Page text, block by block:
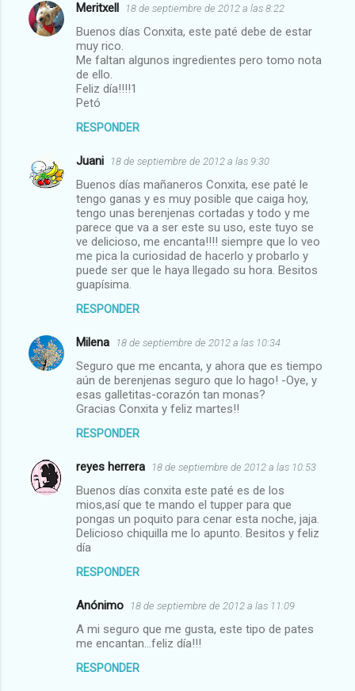
C
o
r
Meritxell 18 de septiembre de 2012 a las 8:22
Buenos días Conxita, este paté debe de estar
muy rico.
Me faltan algunos ingredientes pero tomo nota
de ello.
Feliz día!!!!1
Petó
RESPONDER
Juani 18 de septiembre de 2012 a las 9:30
Buenos días mañaneros Conxita, ese paté le
tengo ganas y es muy posible que caiga hoy,
tengo unas berenjenas cortadas y todo y me
parece que va a ser este su uso, este tuyo se
ve delicioso, me encanta!!!! siempre que lo veo
me pica la curiosidad de hacerlo y probarlo y
puede ser que le haya llegado su hora. Besitos
guapísima.
RESPONDER
Milena 18 de septiembre de 2012 a las 10:34
Seguro que me encanta, y ahora que es tiempo
aún de berenjenas seguro que lo hago! -Oye, y
esas galletitas-corazón tan monas?
Gracias Conxita y feliz martes!!
RESPONDER
reyes herrera 18 de septiembre de 2012 a las 10:53
Buenos días conxita este paté es de los
mios,así que te mando el tupper para que
pongas un poquito para cenar esta noche, jaja.
Delicioso chiquilla me lo apunto. Besitos y feliz
día
RESPONDER
Anónimo 18 de septiembre de 2012 a las 11:09
A mi seguro que me gusta, este tipo de pates
me encantan...feliz día!!!
RESPONDER